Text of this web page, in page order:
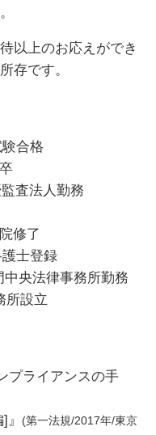
以上のお応えができ
存です。
合格
査法人勤務
修了
士登録
央法律事務所勤務
所設立
プライアンスの手
(第一法規/2017年/東京